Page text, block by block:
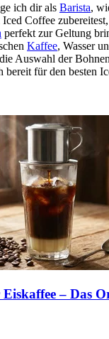
ich dir als Barista,
Coffee
perfekt zur Geltung
Kaffee, Wasser
Auswahl der
bereit für den besten
Eiskaffee – Das